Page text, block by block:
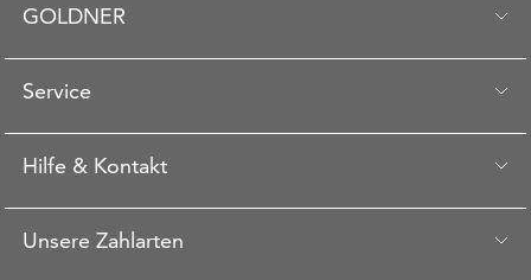
GOLDNER
Service
Hilfe & Kontakt
Unsere Zahlarten